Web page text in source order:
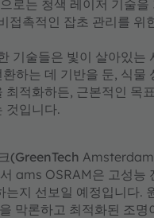
로는 청색 레이저 기술
접촉적인 잡초 관리를 위
기술들은 빛이 살아있
하는 데 기반을 둔, 식
최적화하든, 근본적인 목
것입니다.
(GreenTech Amsterdam
ams OSRAM은 고성능
는지 선보일 예정입니다.
막론하고 최적화된 조